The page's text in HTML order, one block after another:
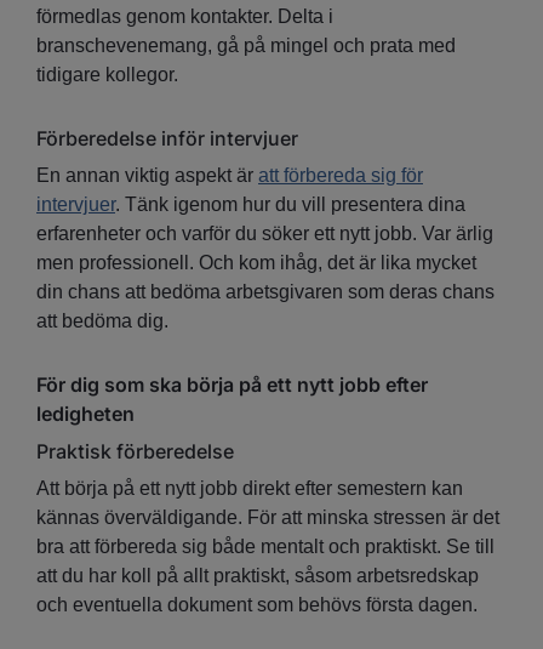
förmedlas genom kontakter. Delta i
branschevenemang, gå på mingel och prata med
tidigare kollegor.
Förberedelse inför intervjuer
En annan viktig aspekt är att förbereda sig för
intervjuer. Tänk igenom hur du vill presentera dina
erfarenheter och varför du söker ett nytt jobb. Var ärlig
men professionell. Och kom ihåg, det är lika mycket
din chans att bedöma arbetsgivaren som deras chans
att bedöma dig.
För dig som ska börja på ett nytt jobb efter
ledigheten
Praktisk förberedelse
Att börja på ett nytt jobb direkt efter semestern kan
kännas överväldigande. För att minska stressen är det
bra att förbereda sig både mentalt och praktiskt. Se till
att du har koll på allt praktiskt, såsom arbetsredskap
och eventuella dokument som behövs första dagen.